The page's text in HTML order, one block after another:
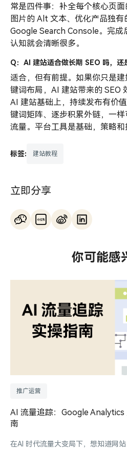
常是四件事：补全每个核心页
图片的 Alt 文本、优化产品独有
Google Search Console。完成
认知就会清晰很多。
Q：AI 建站适合做长期 SEO 吗，还
适合，但有前提。如果你只是
键词布局，AI 建站带来的 SEO
AI 建站基础上，持续发布有价
键词矩阵、逐步积累外链，一
流量。平台工具是基础，策略和
标签: 建站教程
立即分享
你可能感
推广运营
AI 流量追踪：Google Analytics
南
在AI 时代流量大变局下，想知道网